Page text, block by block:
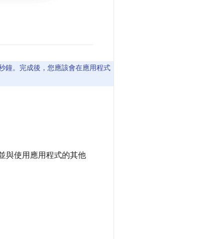
鐘。完成後，您應該會在應用程式
與使用應用程式的其他